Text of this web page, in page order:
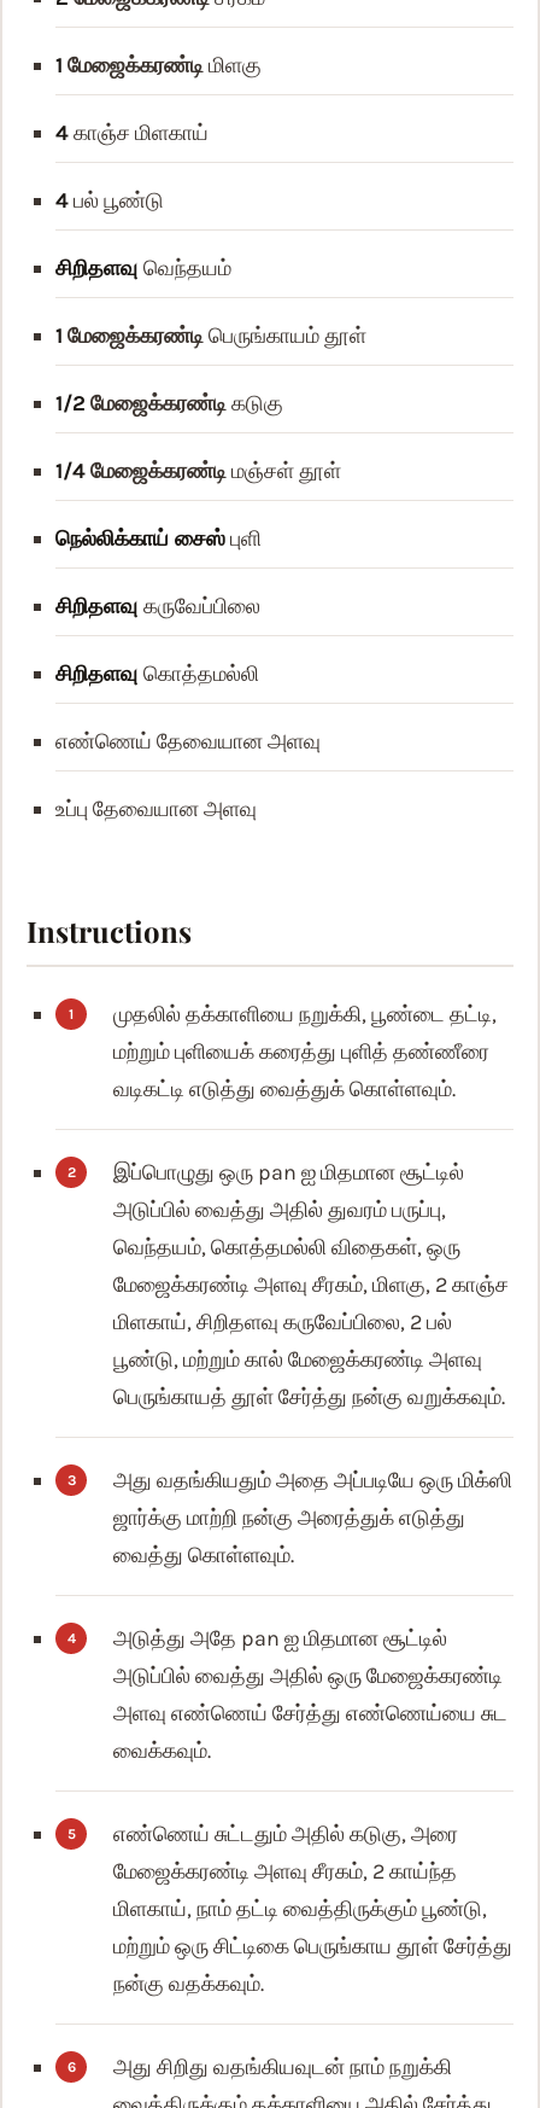
1 மேஜைக்கரண்டிமிளகு
4காஞ்ச மிளகாய்
4பல் பூண்டு
சிறிதளவு வெந்தயம்
1 மேஜைக்கரண்டிபெருங்காயம் தூள்
1/2 மேஜைக்கரண்டிகடுகு
1/4மேஜைக்கரண்டிமஞ்சள் தூள்
நெல்லிக்காய் சைஸ்புளி
சிறிதளவு கருவேப்பிலை
சிறிதளவு கொத்தமல்லி
எண்ணெய் தேவையான அளவு
உப்பு தேவையான அளவு
Instructions
முதலில் தக்காளியை நறுக்கி, பூண்டை தட்டி,
மற்றும் புளியைக் கரைத்து புளித் தண்ணீரை
வடிகட்டி எடுத்து வைத்துக் கொள்ளவும்.
இப்பொழுது ஒரு pan ஐ மிதமான சூட்டில்
அடுப்பில் வைத்து அதில் துவரம் பருப்பு,
வெந்தயம், கொத்தமல்லி விதைகள், ஒரு
மேஜைக்கரண்டி அளவு சீரகம், மிளகு, 2 காஞ்ச
மிளகாய், சிறிதளவு கருவேப்பிலை, 2 பல்
பூண்டு, மற்றும் கால் மேஜைக்கரண்டி அளவு
பெருங்காயத் தூள் சேர்த்து நன்கு வறுக்கவும்.
அது வதங்கியதும் அதை அப்படியே ஒரு மிக்ஸி
ஜார்க்கு மாற்றி நன்கு அரைத்துக் எடுத்து
வைத்து கொள்ளவும்.
அடுத்து அதே pan ஐ மிதமான சூட்டில்
அடுப்பில் வைத்து அதில் ஒரு மேஜைக்கரண்டி
அளவு எண்ணெய் சேர்த்து எண்ணெய்யை சுட
வைக்கவும்.
எண்ணெய் சுட்டதும் அதில் கடுகு, அரை
மேஜைக்கரண்டி அளவு சீரகம், 2 காய்ந்த
மிளகாய், நாம் தட்டி வைத்திருக்கும் பூண்டு,
மற்றும் ஒரு சிட்டிகை பெருங்காய தூள் சேர்த்து
நன்கு வதக்கவும்.
அது சிறிது வதங்கியவுடன் நாம் நறுக்கி